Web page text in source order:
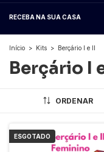
RECEBA NA SUA CASA
Início > Kits > Berçário I e II
Berçário I
ORDENAR
ESGOTADO